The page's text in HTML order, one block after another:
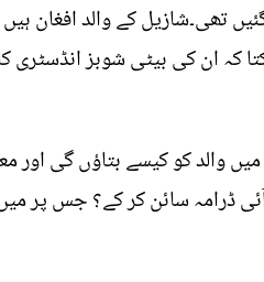
تھی۔شازیل کے والد افغان
کہ ان کی بیٹی شوبز انڈسٹری
والد کو کیسے بتاؤں گی اور
ڈرامہ سائن کر کے؟ جس پر